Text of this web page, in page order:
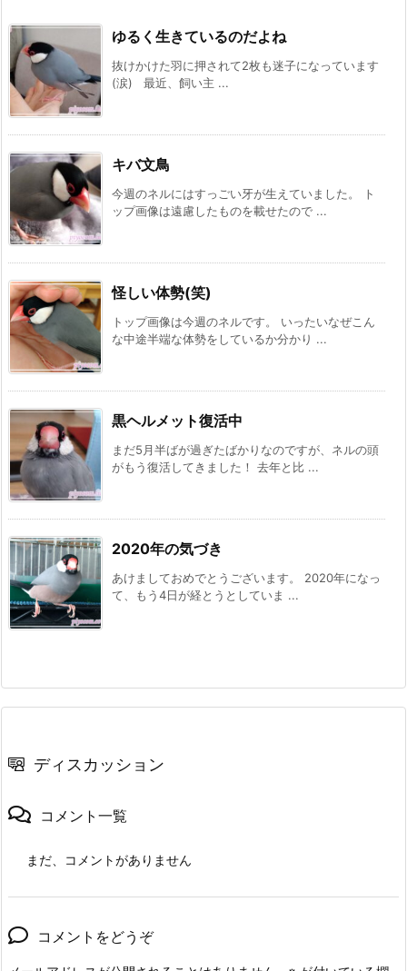
ゆるく生きているのだよね
抜けかけた羽に押されて2枚も迷子になっています
(涙) 最近、飼い主 ...
キバ文鳥
今週のネルにはすっごい牙が生えていました。 ト
ップ画像は遠慮したものを載せたので ...
怪しい体勢(笑)
トップ画像は今週のネルです。 いったいなぜこん
な中途半端な体勢をしているか分かり ...
黒ヘルメット復活中
まだ5月半ばが過ぎたばかりなのですが、ネルの頭
がもう復活してきました！ 去年と比 ...
2020年の気づき
あけましておめでとうございます。 2020年になっ
て、もう4日が経とうとしていま ...
ディスカッション
コメント一覧
まだ、コメントがありません
コメントをどうぞ